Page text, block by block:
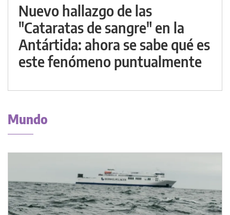
Nuevo hallazgo de las
"Cataratas de sangre" en la
Antártida: ahora se sabe qué es
este fenómeno puntualmente
Mundo